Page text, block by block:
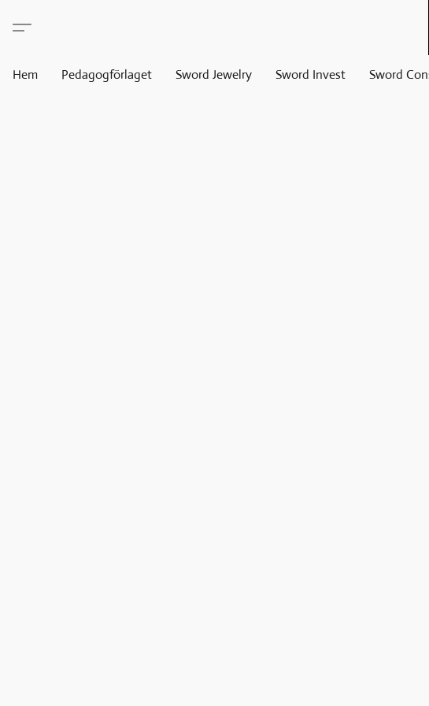
Hem Pedagogförlaget Sword Jewelry Sword Invest Sword